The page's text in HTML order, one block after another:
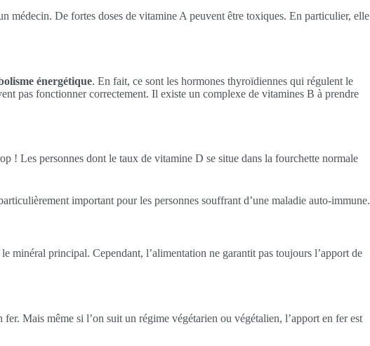
médecin. De fortes doses de vitamine A peuvent être toxiques. En particulier, elle
énergétique. En fait, ce sont les hormones thyroïdiennes qui régulent le
pas fonctionner correctement. Il existe un complexe de vitamines B à prendre
! Les personnes dont le taux de vitamine D se situe dans la fourchette normale
important pour les personnes souffrant d’une maladie auto-immune.
minéral principal. Cependant, l’alimentation ne garantit pas toujours l’apport de
Mais même si l’on suit un régime végétarien ou végétalien, l’apport en fer est